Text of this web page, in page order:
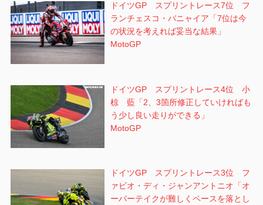
ドイツGP スプリントレース7位 フ
ランチェスコ・バニャイア「7位は今
の状況を考えれば妥当な結果」
MotoGP
ドイツGP スプリントレース4位 小
椋 藍「2、3箇所修正していければも
う少し良い走りができる」
MotoGP
ドイツGP スプリントレース3位 フ
ァビオ・ディ・ジャンアントニオ「オ
ーバーテイクが難しくペースを落とし